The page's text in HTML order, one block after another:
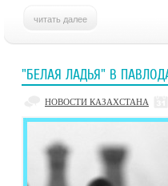
"БЕЛАЯ ЛАДЬЯ" В
НОВОСТИ КАЗАХСТАНА